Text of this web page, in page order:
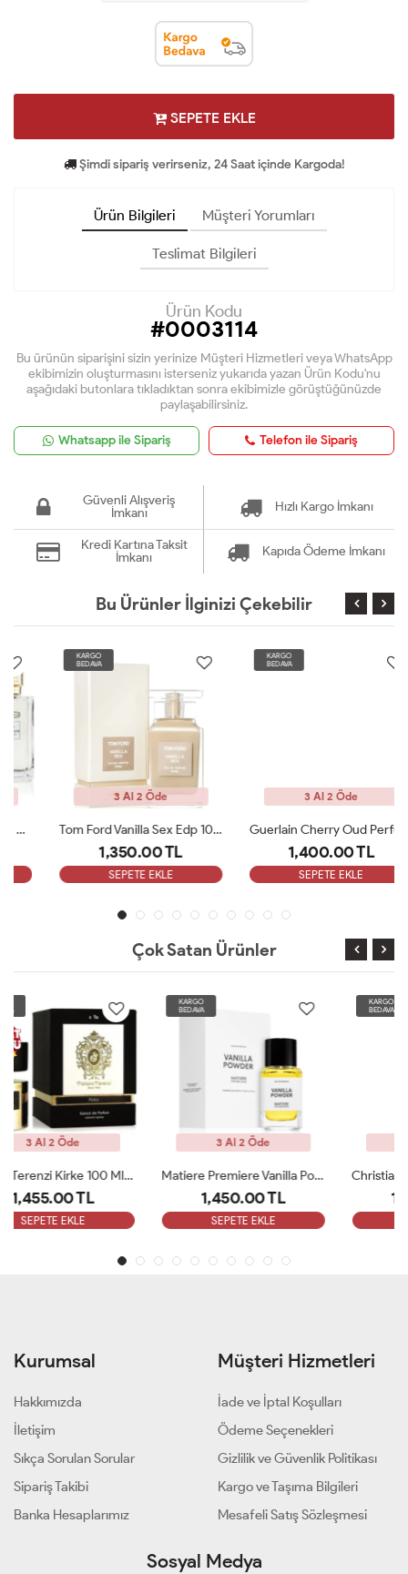
SEPETE EKLE
Şimdi sipariş verirseniz, 24 Saat içinde Kargoda!
Ürün Bilgileri Müşteri Yorumları
Teslimat Bilgileri
Ürün Kodu
#0003114
Bu ürünün siparişini sizin yerinize Müşteri Hizmetleri veya WhatsApp
ekibimizin oluşturmasını isterseniz yukarıda yazan Ürün Kodu'nu
aşağıdaki butonlara tıkladıktan sonra ekibimizle görüştüğünüzde
paylaşabilirsiniz.
Whatsapp ile Sipariş Telefon ile Sipariş
Güvenli Alışveriş
İmkanı
Hızlı Kargo İmkanı
Kredi Kartına Taksit
İmkanı
Kapıda Ödeme İmkanı
Bu Ürünler İlginizi Çekebilir
3 Al 2 Öde
Tom Ford Vanilla Sex Edp 100 Ml Unisex Parfüm
1,350.00 TL
SEPETE EKLE
3 Al 2 Öde
Guerlain Cherry Oud Perfume Edp 100 ML Unisex Parfüm ARC
1,400.00 TL
SEPETE EKLE
Çok Satan Ürünler
BEDAVA
Matiere Premiere Vanilla Powder Edp100ml Unisex Parfüm ARC
1,450.00 TL
SEPETE EKLE
Christian Dior Ambre Nuit Edp 125 Ml Unisex Parfüm ARC
1,280.00 TL
SEPETE EKLE
Kurumsal
Hakkımızda
İletişim
Sıkça Sorulan Sorular
Sipariş Takibi
Banka Hesaplarımız
Müşteri Hizmetleri
İade ve İptal Koşulları
Ödeme Seçenekleri
Gizlilik ve Güvenlik Politikası
Kargo ve Taşıma Bilgileri
Mesafeli Satış Sözleşmesi
Sosyal Medya